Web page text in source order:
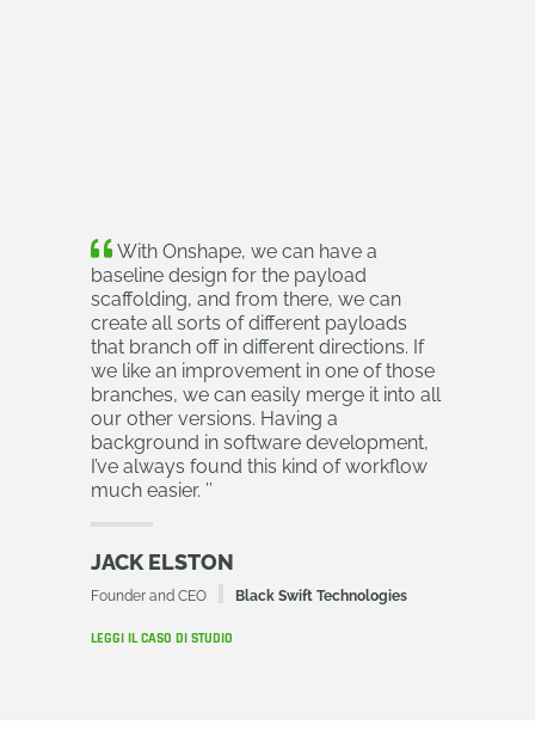
With Onshape, we can have a
baseline design for the payload
scaffolding, and from there, we can
create all sorts of different payloads
that branch off in different directions. If
we like an improvement in one of those
branches, we can easily merge it into all
our other versions. Having a
background in software development,
I’ve always found this kind of workflow
much easier. ’’
JACK ELSTON
Founder and CEO Black Swift Technologies
LEGGI IL CASO DI STUDIO